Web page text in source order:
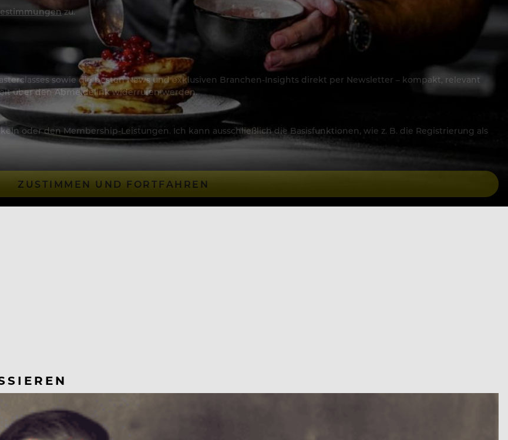
zu.
sowie die besten News und exklusiven Branchen-Insights direkt per Newsletter – kompakt, relevant
über den Abmeldelink widerrufen werden.
oder den Membership-Leistungen. Ich kann ausschließlich die Basisfunktionen, wie z. B. die Registrierung als
ZUSTIMMEN UND FORTFAHREN